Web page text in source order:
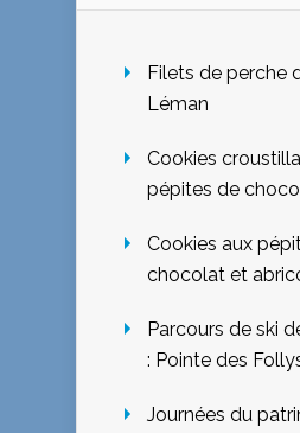
Filets de perche
Léman
Cookies
pépites de
Cookies aux
chocolat et
Parcours de ski
: Pointe des
Journées du